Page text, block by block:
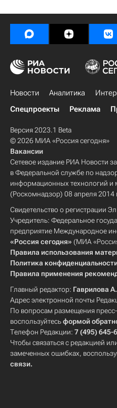
Новости Аналитика
Спецпроекты
Реклама
Версия 2023.1 Beta
© 2026 МИА «Россия сегодня»
Вакансии
Сетевое издание РИА Новости
в Федеральной службе по
информационных технологий и
(Роскомнадзор) 08 апреля 2014
Свидетельство о регистрации
Учредитель: Федеральное
предприятие Международное
«Россия сегодня» (МИА
Правила использования
Политика
Правила применения
Главный редактор: Гаврилова
Адрес электронной почты
По вопросам размещения
воспользуйтесьформой
Телефон Редакции: 7 (495) 645-
Чтобы связаться с редакцией
замеченных ошибках,
связи.